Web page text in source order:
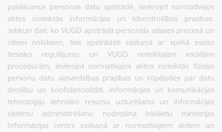
pasākumus personas datu apstrādē, ievērojot normatīvajos
aktos noteiktās informācijas un kiberdrošības prasības.
Jebkuri dati, ko VUGD apstrādā personāla atlases procesā un
citiem nolūkiem, tiek apstrādāti saskaņā ar spēkā esošo
tiesisko regulējumu un VUGD noteiktajām iekšējām
procedūrām, ievērojot normatīvajos aktos noteiktās fizisko
personu datu aizsardzības prasības un rūpējoties par datu
drošību un konfidencialitāti. Informācijas un komunikācijas
tehnoloģiju tehnisko resursu uzturēšanu un informācijas
sistēmu administrēšanu nodrošina Iekšlietu ministrijas
Informācijas centrs saskaņā ar normatīvajiem aktiem un